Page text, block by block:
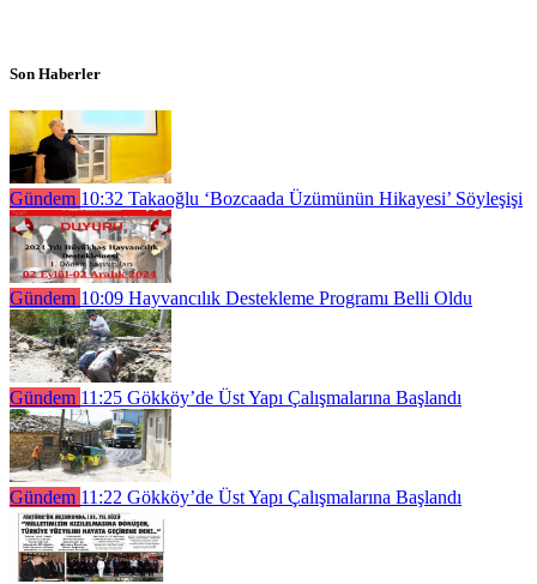
Son Haberler
Gündem 10:32 Takaoğlu ‘Bozcaada Üzümünün Hikayesi’ Söyleşişi
Gündem 10:09 Hayvancılık Destekleme Programı Belli Oldu
Gündem 11:25 Gökköy’de Üst Yapı Çalışmalarına Başlandı
Gündem 11:22 Gökköy’de Üst Yapı Çalışmalarına Başlandı